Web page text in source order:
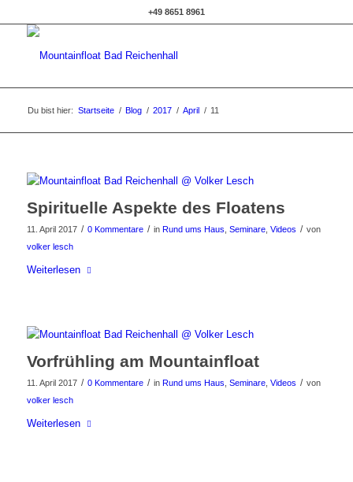
+49 8651 8961
Du bist hier: Startseite / Blog / 2017 / April / 11
Spirituelle Aspekte des Floatens
11. April 2017 / 0 Kommentare / in Rund ums Haus Seminare, Videos / von
volker lesch
Weiterlesen
Vorfrühling am Mountainfloat
11. April 2017 / 0 Kommentare / in Rund ums Haus Seminare, Videos / von
volker lesch
Weiterlesen